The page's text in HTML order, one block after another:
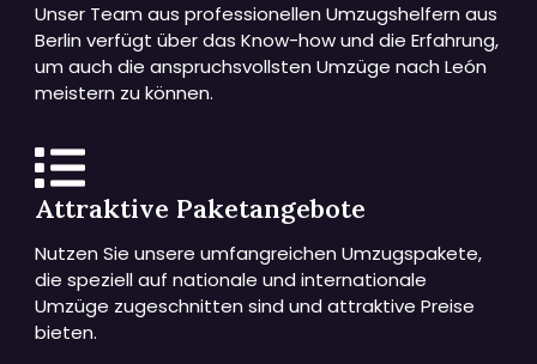
Unser Team aus professionellen Umzugshelfern aus
Berlin verfügt über das Know-how und die Erfahrung,
um auch die anspruchsvollsten Umzüge nach León
meistern zu können.
Attraktive Paketangebote
Nutzen Sie unsere umfangreichen Umzugspakete,
die speziell auf nationale und internationale
Umzüge zugeschnitten sind und attraktive Preise
bieten.